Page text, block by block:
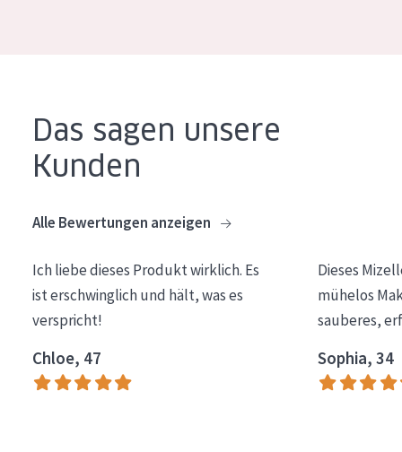
Reinigung
Essentials
Lift+
Expert
Empfindliche Haut
Das sagen unsere
Kunden
Alle Bewertungen anzeigen
Ich liebe dieses Produkt wirklich. Es
ist erschwinglich und hält, was es
verspricht!
Chloe, 47
Dieses
mühelos
sauberes,
Sophia, 34